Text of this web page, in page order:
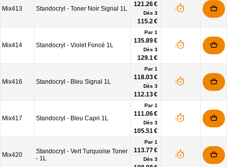
Mix413 Standocryl - Toner Noir Signal 1L
121.26 €
Dès 3
115.2 €
Mix414 Standocryl - Violet Foncé 1L
Par 1
135.89 €
Dès 3
129.1 €
Mix416 Standocryl - Bleu Signal 1L
Par 1
118.03 €
Dès 3
112.13 €
Mix417 Standocryl - Bleu Capri 1L
Par 1
111.06 €
Dès 3
105.51 €
Mix420
Standocryl - Vert Turquoise Toner
- 1L
Par 1
113.77 €
Dès 3